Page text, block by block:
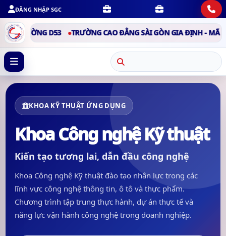
ĐĂNG NHẬP SGC
D53 TRƯỜNG CAO ĐẲNG SÀI GÒN GIA ĐỊNH - MÃ TRƯỜNG
KHOA KỸ THUẬT ỨNG DỤNG
Khoa Công nghệ Kỹ thuật
Kiến tạo tương lai, dẫn đầu công nghệ
Khoa Công nghệ Kỹ thuật đào tạo nhân lực trong các
lĩnh vực công nghệ thông tin, ô tô và thực phẩm.
Chương trình tập trung thực hành, dự án thực tế và
năng lực vận hành công nghệ trong doanh nghiệp.